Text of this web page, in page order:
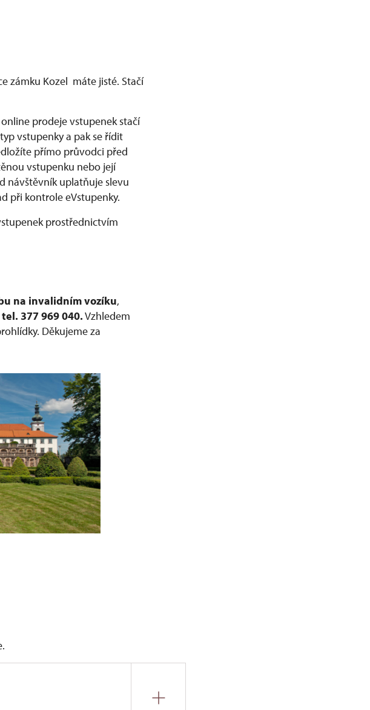
zámku Kozel máte jisté. Stačí
prodeje vstupenek stačí
vstupenky a pak se řídit
přímo průvodci před
vstupenku nebo její
návštěvník uplatňuje slevu
při kontrole eVstupenky.
prostřednictvím
na invalidním vozíku,
377 969 040.Vzhledem
Děkujeme za